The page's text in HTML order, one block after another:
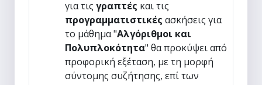
για τιςγραπτές και τις
προγραμματιστικέςασκήσεις για
το μάθημα "Αλγόριθμοι και
Πολυπλοκότητα" θα προκύψει από
προφορική εξέταση, με τη μορφή
σύντομης συζήτησης, επί των